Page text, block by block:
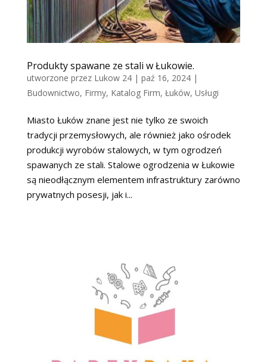
Produkty spawane ze stali w Łukowie.
utworzone przez Lukow 24| paź 16, 2024|
Budownictwo, Firmy, Katalog Firm, Łuków, Usługi
Miasto Łuków znane jest nie tylko ze swoich
tradycji przemysłowych, ale również jako ośrodek
produkcji wyrobów stalowych, w tym ogrodzeń
spawanych ze stali. Stalowe ogrodzenia w Łukowie
są nieodłącznym elementem infrastruktury zarówno
prywatnych posesji, jak i...